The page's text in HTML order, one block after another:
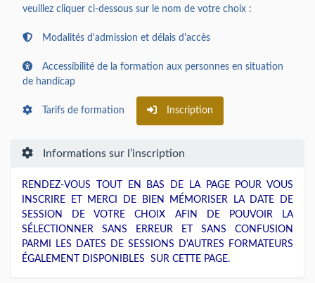
veuillez cliquer ci-dessous sur le nom de votre choix :
Modalités d'admission et délais d'accès
Accessibilité de la formation aux personnes en situation
de handicap
Tarifs de formation Inscription
Informations sur l’inscription
RENDEZ-VOUS TOUT EN BAS DE LA PAGE POUR VOUS
INSCRIRE ET MERCI DE BIEN MÉMORISER LA DATE DE
SESSION DE VOTRE CHOIX AFIN DE POUVOIR LA
SÉLECTIONNER SANS ERREUR ET SANS CONFUSION
PARMI LES DATES DE SESSIONS D'AUTRES FORMATEURS
ÉGALEMENT DISPONIBLES SUR CETTE PAGE.